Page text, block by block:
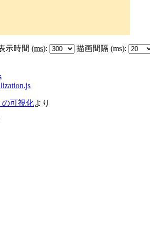
示時間 (ms): 描画間隔 (ms):
の可視化より